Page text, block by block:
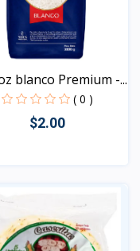
blanco Premium -...
( 0 )
$2.00